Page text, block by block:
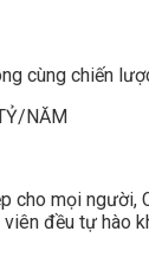
cùng chiến
NĂM
cho mọi người,
đều tự hào